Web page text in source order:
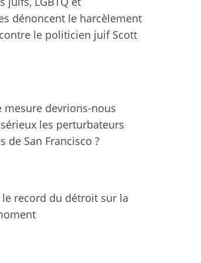
dénoncent le harcèlement
le politicien juif Scott
mesure devrions-nous
les perturbateurs
de San Francisco ?
le record du détroit sur la